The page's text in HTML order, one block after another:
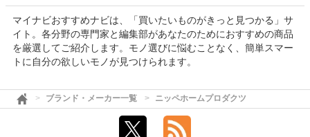
マイナビおすすめナビは、「買いたいものがきっと見つかる」サ
イト。各分野の専門家と編集部があなたのためにおすすめの商品
を厳選してご紹介します。モノ選びに悩むことなく、簡単スマー
トに自分の欲しいモノが見つけられます。
ブランド・メーカー一覧 ニッペホームプロダクツ